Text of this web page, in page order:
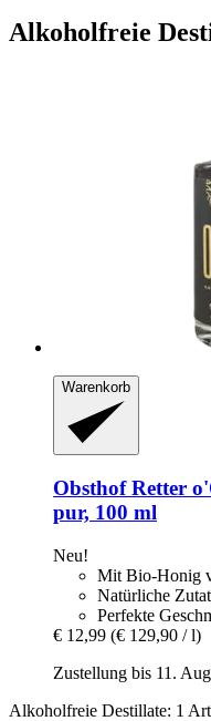
Alkoholfreie
Warenkorb
Obsthof Retter
pur, 100 ml
Neu!
Mit Bio-Honig
Natürliche
Perfekte
€ 12,99 (€ 129,90 / l)
Zustellung bis 11.
Alkoholfreie Destillate: 1